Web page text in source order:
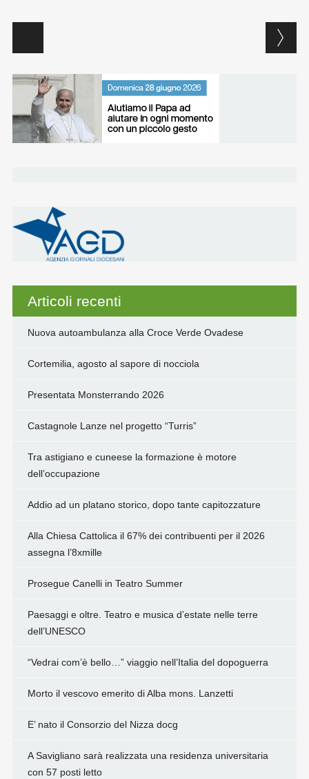
k n p k
Articoli recenti
Nuova autoambulanza alla Croce Verde Ovadese
Cortemilia, agosto al sapore di nocciola
Presentata Monsterrando 2026
Castagnole Lanze nel progetto “Turris”
Tra astigiano e cuneese la formazione è motore
dell’occupazione
Addio ad un platano storico, dopo tante capitozzature
Alla Chiesa Cattolica il 67% dei contribuenti per il 2026
assegna l’8xmille
Prosegue Canelli in Teatro Summer
Paesaggi e oltre. Teatro e musica d’estate nelle terre
dell’UNESCO
“Vedrai com’è bello…” viaggio nell’Italia del dopoguerra
Morto il vescovo emerito di Alba mons. Lanzetti
E’ nato il Consorzio del Nizza docg
A Savigliano sarà realizzata una residenza universitaria
con 57 posti letto